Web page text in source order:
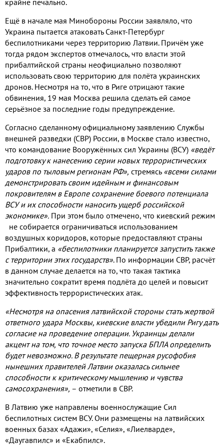
крайне печально.
Ещё в начале мая Минобороны России заявляло, что
Украина пытается атаковать Санкт-Петербург
беспилотниками через территорию Латвии. Причём уже
тогда рядом экспертов отмечалось, что власти этой
прибалтийской страны неофициально позволяют
использовать свою территорию для полёта украинских
дронов. Несмотря на то, что в Риге отрицают такие
обвинения, 19 мая Москва решила сделать ей самое
серьёзное за последние годы предупреждение.
Согласно сделанному официальному заявлению Службы
внешней разведки (СВР) России, в Москве стало известно,
что командование Вооружённых сил Украины (ВСУ) «ведёт
подготовку к нанесению серии новых террористических
ударов по тыловым регионам РФ», стремясь «всеми силами
демонстрировать своим идейным и финансовым
покровителям в Европе сохранение боевого потенциала
ВСУ и их способности наносить ущерб российской
экономике». При этом было отмечено, что киевский режим
не собирается ограничиваться использованием
воздушных коридоров, которые предоставляют страны
Прибалтики, а «беспилотники планируется запустить также
с территории этих государств». По информации СВР, расчёт
в данном случае делается на то, что такая тактика
значительно сократит время подлёта до целей и повысит
эффективность террористических атак.
«Несмотря на опасения латвийской стороны стать жертвой
ответного удара Москвы, киевские власти убедили Ригу дать
согласие на проведение операции. Украинцы делали
акцент на том, что точное место запуска БПЛА определить
будет невозможно. В результате пещерная русофобия
нынешних правителей Латвии оказалась сильнее
способности к критическому мышлению и чувства
самосохранения», – отметили в СВР.
В Латвию уже направлены военнослужащие Сил
беспилотных систем ВСУ.Они размещены на латвийских
военных базах «Адажи», «Селия», «Лиелварде»,
«Даугавпилс» и «Екабпилс».